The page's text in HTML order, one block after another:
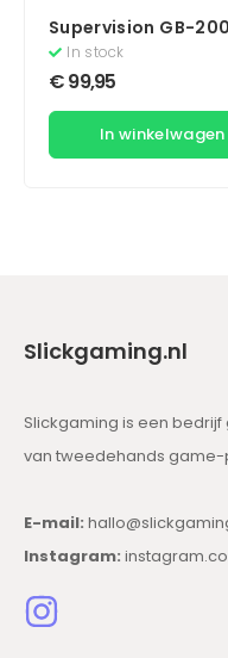
Supervision GB-
Crystball Game
In stock
€99,95
In winkelwagen
Slickgaming.nl
Slickgaming is een
van tweedehands
E-mail:
Instagram: